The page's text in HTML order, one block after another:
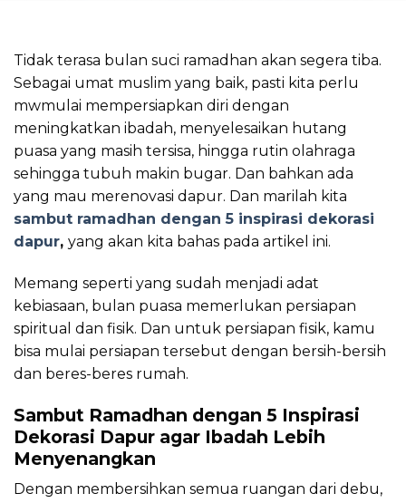
Tidak terasa bulan suci ramadhan akan segera tiba.
Sebagai umat muslim yang baik, pasti kita perlu
mwmulai mempersiapkan diri dengan
meningkatkan ibadah, menyelesaikan hutang
puasa yang masih tersisa, hingga rutin olahraga
sehingga tubuh makin bugar. Dan bahkan ada
yang mau merenovasi dapur. Dan marilah kita
sambut ramadhan dengan 5 inspirasi dekorasi
dapur, yang akan kita bahas pada artikel ini.
Memang seperti yang sudah menjadi adat
kebiasaan, bulan puasa memerlukan persiapan
spiritual dan fisik. Dan untuk persiapan fisik, kamu
bisa mulai persiapan tersebut dengan bersih-bersih
dan beres-beres rumah.
Sambut Ramadhan dengan 5 Inspirasi
Dekorasi Dapur agar Ibadah Lebih
Menyenangkan
Dengan membersihkan semua ruangan dari debu,